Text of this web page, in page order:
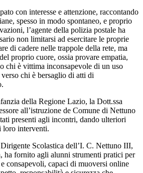
con interesse e attenzione, raccontando
spesso in modo spontaneo, e proprio
l’agente della polizia postale ha
non limitarsi ad esercitare le proprie
di cadere nelle trappole della rete, ma
proprio cuore, ossia provare empatia,
chi è vittima inconsapevole di un uso
chi è bersaglio di atti di
della Regione Lazio, la Dott.ssa
all’istruzione de Comune di Nettuno
presenti agli incontri, dando ulteriori
loro interventi.
Scolastica dell’I. C. Nettuno III,
ha fornito agli alunni strumenti pratici per
consapevoli, capaci di muoversi online